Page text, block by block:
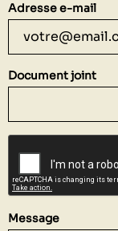
Adresse e-mail
Document joint
Message